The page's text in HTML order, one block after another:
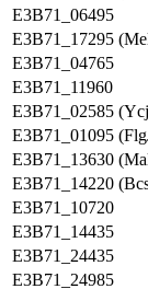
E3B71_06495
E3B71_17295
E3B71_04765
E3B71_11960
E3B71_02585
E3B71_01095
E3B71_13630
E3B71_14220
E3B71_10720
E3B71_14435
E3B71_24435
E3B71_24985